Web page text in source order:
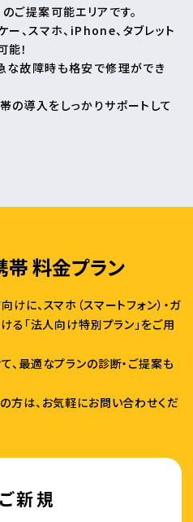
ご提案可能エリアです。
、スマホ、iPhone、タブレット
！
な故障時も格安で修理ができ
導入をしっかりサポートして
帯 料金プラン
に、スマホ（スマートフォン）・ガ
る「法人向け特別プラン」をご用
、最適なプランの診断・ご提案も
方は、お気軽にお問い合わせくだ
ご新規